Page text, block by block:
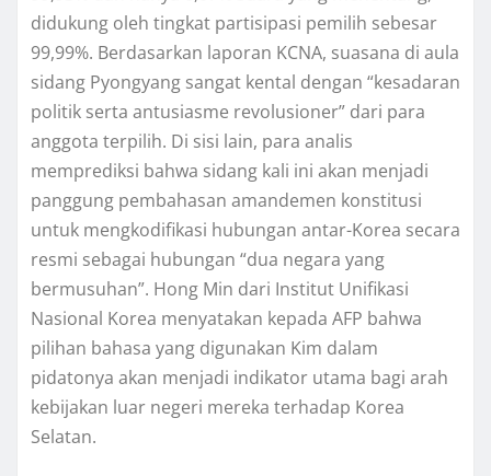
didukung oleh tingkat partisipasi pemilih sebesar
99,99%. Berdasarkan laporan KCNA, suasana di aula
sidang Pyongyang sangat kental dengan “kesadaran
politik serta antusiasme revolusioner” dari para
anggota terpilih. Di sisi lain, para analis
memprediksi bahwa sidang kali ini akan menjadi
panggung pembahasan amandemen konstitusi
untuk mengkodifikasi hubungan antar-Korea secara
resmi sebagai hubungan “dua negara yang
bermusuhan”. Hong Min dari Institut Unifikasi
Nasional Korea menyatakan kepada AFP bahwa
pilihan bahasa yang digunakan Kim dalam
pidatonya akan menjadi indikator utama bagi arah
kebijakan luar negeri mereka terhadap Korea
Selatan.